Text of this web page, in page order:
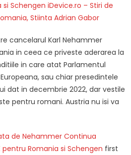
si Schengen iDevice.ro – Stiri de
Stiinta Adrian Gabor
cancelarul Karl Nehammer
in ceea ce priveste aderarea la
in care atat Parlamentul
sau chiar presedintele
dat in decembrie 2022, dar vestile
pentru romani. Austria nu isi va
de Nehammer Continua
pentru Romania si Schengen first